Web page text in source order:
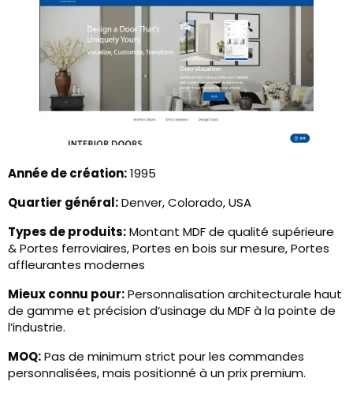
Année de création:1995
Quartier général:Denver, Colorado, USA
Types de produits:Montant MDF de qualité supérieure
& Portes ferroviaires, Portes en bois sur mesure, Portes
affleurantes modernes
Mieux connu pour:Personnalisation architecturale haut
de gamme et précision d’usinage du MDF à la pointe de
l’industrie.
MOQ:Pas de minimum strict pour les commandes
personnalisées, mais positionné à un prix premium.